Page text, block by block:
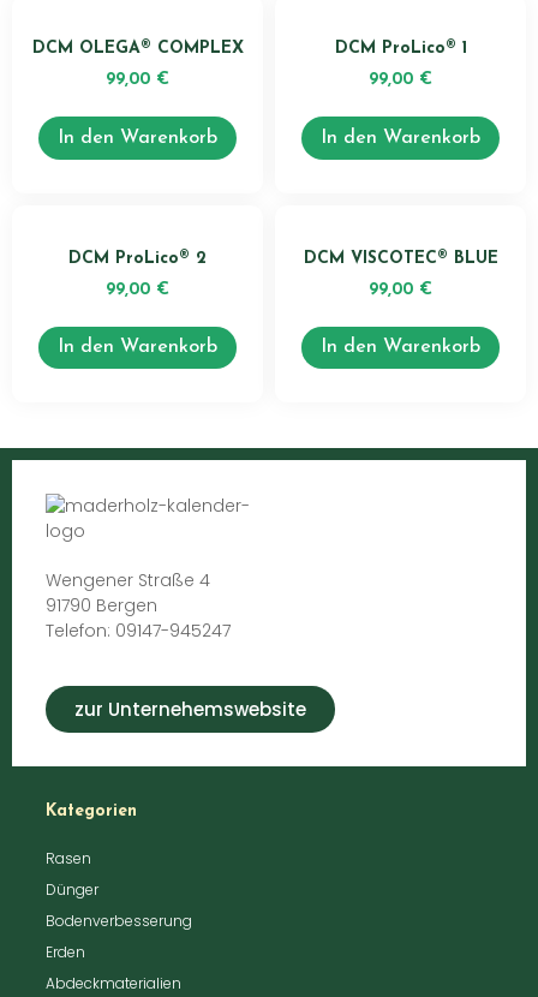
DCM OLEGA® COMPLEX
99,00 €
In den Warenkorb
DCM ProLico® 1
99,00 €
In den Warenkorb
DCM ProLico® 2
99,00 €
In den Warenkorb
DCM VISCOTEC® BLUE
99,00 €
In den Warenkorb
Wengener Straße 4
91790 Bergen
Telefon: 09147-945247
zur Unternehemswebsite
Kategorien
Rasen
Dünger
Bodenverbesserung
Erden
Abdeckmaterialien